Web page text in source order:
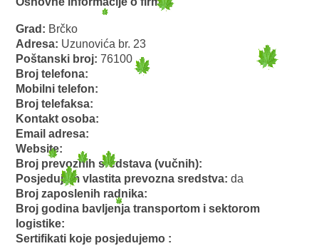
Grad: Brčko
Adresa: Uzunovića br. 23
Poštanski broj:76100
Broj telefona:
Mobilni telefon:
Broj telefaksa:
Kontakt osoba:
Email adresa:
Website:
Broj prevoznih sredstava (vučnih):
Posjedujem vlastita prevozna sredstva:da
Broj zaposlenih radnika:
Broj godina bavljenja transportom i sektorom
logistike:
Sertifikati koje posjedujemo :